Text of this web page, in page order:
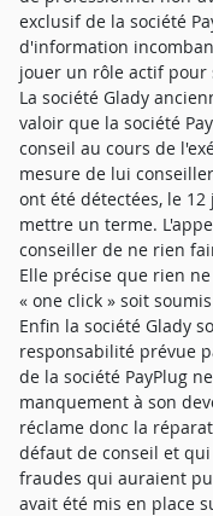
exclusif de la société
d'information
jouer un rôle actif pour
La société Glady
valoir que la société
conseil au cours de
mesure de lui
ont été détectées, le
mettre un terme.
conseiller de ne rien
Elle précise que rien
« one click » soit
Enfin la société Glady
responsabilité prévue
de la société PayPlug
manquement à son
réclame donc la
défaut de conseil et
fraudes qui auraient
avait été mis en place